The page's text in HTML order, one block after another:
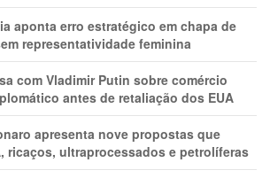
aponta erro estratégico em chapa de
representatividade feminina
com Vladimir Putin sobre comércio
antes de retaliação dos EUA
apresenta nove propostas que
ricaços, ultraprocessados e petrolíferas